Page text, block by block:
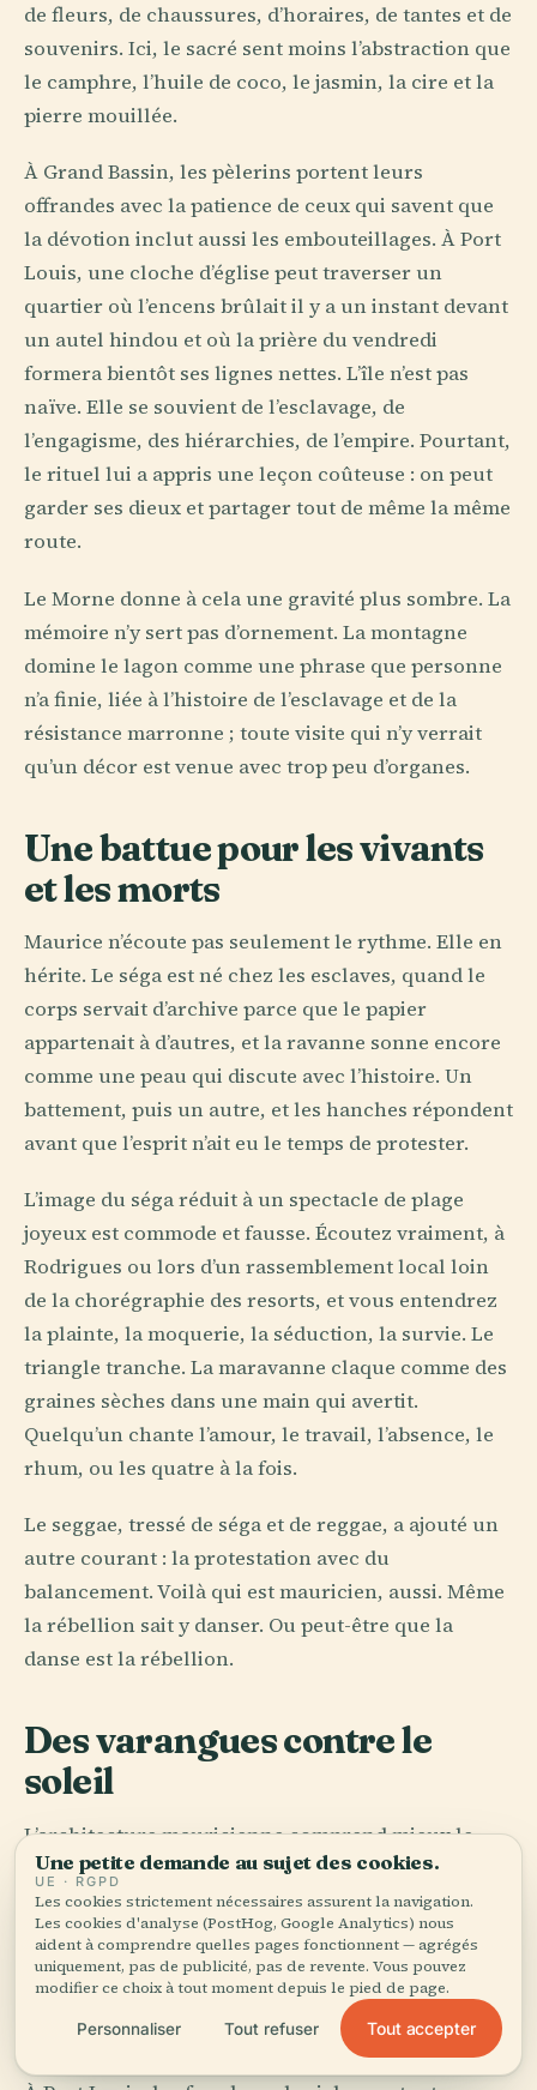
de fleurs, de chaussures, d’horaires, de tantes et de
souvenirs. Ici, le sacré sent moins l’abstraction que
le camphre, l’huile de coco, le jasmin, la cire et la
pierre mouillée.
À Grand Bassin, les pèlerins portent leurs
offrandes avec la patience de ceux qui savent que
la dévotion inclut aussi les embouteillages. À Port
Louis, une cloche d’église peut traverser un
quartier où l’encens brûlait il y a un instant devant
un autel hindou et où la prière du vendredi
formera bientôt ses lignes nettes. L’île n’est pas
naïve. Elle se souvient de l’esclavage, de
l’engagisme, des hiérarchies, de l’empire. Pourtant,
le rituel lui a appris une leçon coûteuse : on peut
garder ses dieux et partager tout de même la même
route.
Le Morne donne à cela une gravité plus sombre. La
mémoire n’y sert pas d’ornement. La montagne
domine le lagon comme une phrase que personne
n’a finie, liée à l’histoire de l’esclavage et de la
résistance marronne ; toute visite qui n’y verrait
qu’un décor est venue avec trop peu d’organes.
Une battue pour les vivants
et les morts
Maurice n’écoute pas seulement le rythme. Elle en
hérite. Le séga est né chez les esclaves, quand le
corps servait d’archive parce que le papier
appartenait à d’autres, et la ravanne sonne encore
comme une peau qui discute avec l’histoire. Un
battement, puis un autre, et les hanches répondent
avant que l’esprit n’ait eu le temps de protester.
L’image du séga réduit à un spectacle de plage
joyeux est commode et fausse. Écoutez vraiment, à
Rodrigues ou lors d’un rassemblement local loin
de la chorégraphie des resorts, et vous entendrez
la plainte, la moquerie, la séduction, la survie. Le
triangle tranche. La maravanne claque comme des
graines sèches dans une main qui avertit.
Quelqu’un chante l’amour, le travail, l’absence, le
rhum, ou les quatre à la fois.
Le seggae, tressé de séga et de reggae, a ajouté un
autre courant : la protestation avec du
balancement. Voilà qui est mauricien, aussi. Même
la rébellion sait y danser. Ou peut-être que la
danse est la rébellion.
Des varangues contre le
soleil
L’architecture mauricienne comprend mieux le
climat que la vanité. Varangues, persiennes, larges
débords de toit, cours intérieures, tôle ondulée,
murs épais : rien de tout cela n’est décoratif, tout
relève d’une négociation avec l’éblouissement, la
pluie et la chaleur. Les bâtiments de l’île savent
que survivre commence par l’ombre.
Une petite demande au sujet des cookies.
UE · RGPD
Les cookies strictement nécessaires assurent la navigation.
Les cookies d'analyse (PostHog, Google Analytics) nous
aident à comprendre quelles pages fonctionnent — agrégés
uniquement, pas de publicité, pas de revente. Vous pouvez
modifier ce choix à tout moment depuis le pied de page.
Personnaliser Tout refuser Tout accepter